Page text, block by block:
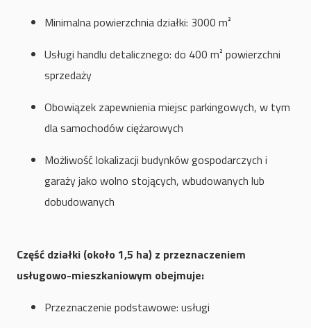
Minimalna powierzchnia działki: 3000 m²
Usługi handlu detalicznego: do 400 m² powierzchni
sprzedaży
Obowiązek zapewnienia miejsc parkingowych, w tym
dla samochodów ciężarowych
Możliwość lokalizacji budynków gospodarczych i
garaży jako wolno stojących, wbudowanych lub
dobudowanych
Część działki (około 1,5 ha) z przeznaczeniem
usługowo-mieszkaniowym obejmuje:
Przeznaczenie podstawowe: usługi